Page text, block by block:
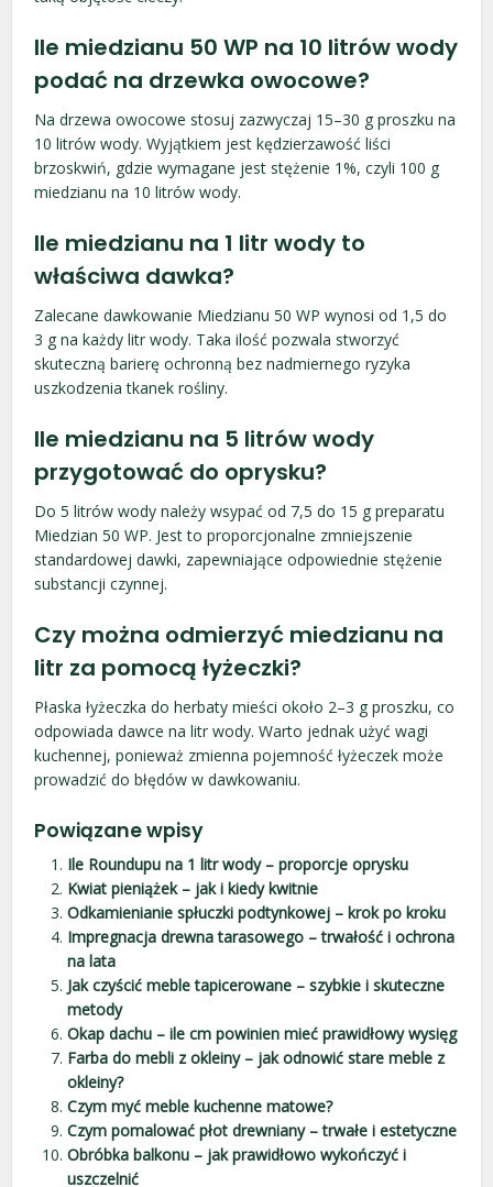
Ile miedzianu 50 WP na 10 litrów wody
podać na drzewka owocowe?
Na drzewa owocowe stosuj zazwyczaj 15–30 g proszku na
10 litrów wody. Wyjątkiem jest kędzierzawość liści
brzoskwiń, gdzie wymagane jest stężenie 1%, czyli 100 g
miedzianu na 10 litrów wody.
Ile miedzianu na 1 litr wody to
właściwa dawka?
Zalecane dawkowanie Miedzianu 50 WP wynosi od 1,5 do
3 g na każdy litr wody. Taka ilość pozwala stworzyć
skuteczną barierę ochronną bez nadmiernego ryzyka
uszkodzenia tkanek rośliny.
Ile miedzianu na 5 litrów wody
przygotować do oprysku?
Do 5 litrów wody należy wsypać od 7,5 do 15 g preparatu
Miedzian 50 WP. Jest to proporcjonalne zmniejszenie
standardowej dawki, zapewniające odpowiednie stężenie
substancji czynnej.
Czy można odmierzyć miedzianu na
litr za pomocą łyżeczki?
Płaska łyżeczka do herbaty mieści około 2–3 g proszku, co
odpowiada dawce na litr wody. Warto jednak użyć wagi
kuchennej, ponieważ zmienna pojemność łyżeczek może
prowadzić do błędów w dawkowaniu.
Powiązane wpisy
Ile Roundupu na 1 litr wody – proporcje oprysku
Kwiat pieniążek – jak i kiedy kwitnie
Odkamienianie spłuczki podtynkowej – krok po kroku
Impregnacja drewna tarasowego – trwałość i ochrona
na lata
Jak czyścić meble tapicerowane – szybkie i skuteczne
metody
Okap dachu – ile cm powinien mieć prawidłowy wysięg
Farba do mebli z okleiny – jak odnowić stare meble z
okleiny?
Czym myć meble kuchenne matowe?
Czym pomalować płot drewniany – trwałe i estetyczne
Obróbka balkonu – jak prawidłowo wykończyć i
uszczelnić